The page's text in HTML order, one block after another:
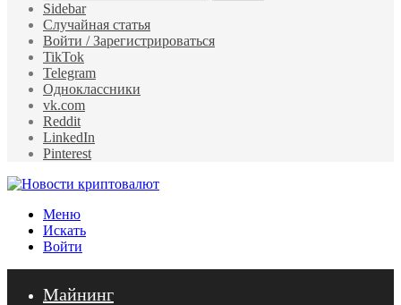
Sidebar
Случайная статья
Войти / Зарегистрироваться
TikTok
Telegram
Одноклассники
vk.com
Reddit
LinkedIn
Pinterest
Меню
Искать
Войти
Майнинг